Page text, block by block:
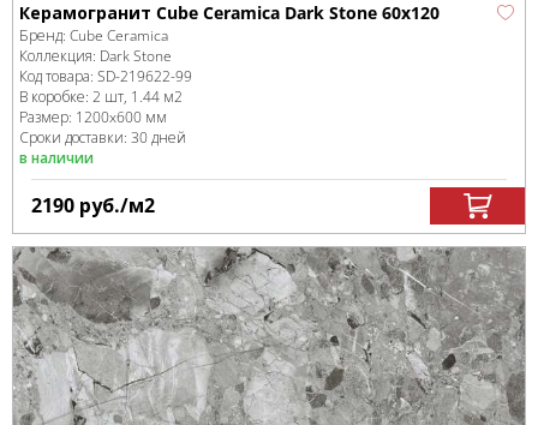
Керамогранит Cube Ceramica Dark Stone 60x120
Бренд: Cube Ceramica
Коллекция: Dark Stone
Код товара: SD-219622-99
В коробке: 2 шт, 1.44 м2
Размер: 1200x600 мм
Сроки доставки: 30 дней
в наличии
2190 руб./м2